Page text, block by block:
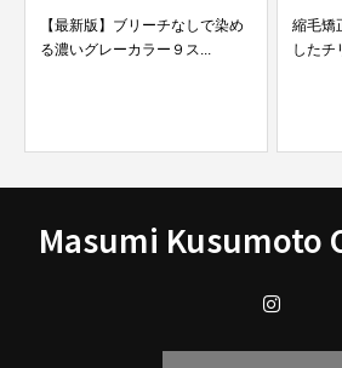
縮毛矯正毛にデジパをして失敗
したチリチリ毛を髪質改...
ブリー
ッシュ
Masumi Kusumoto